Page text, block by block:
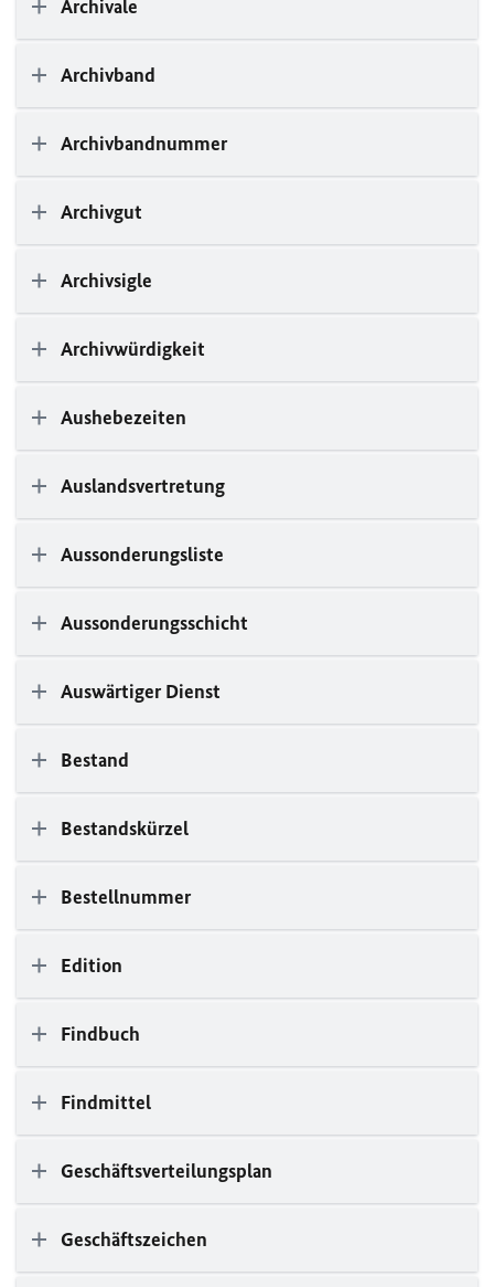
Archivale
Archivband
Archivbandnummer
Archivgut
Archivsigle
Archivwürdigkeit
Aushebezeiten
Auslandsvertretung
Aussonderungsliste
Aussonderungsschicht
Auswärtiger Dienst
Bestand
Bestandskürzel
Bestellnummer
Edition
Findbuch
Findmittel
Geschäftsverteilungsplan
Geschäftszeichen